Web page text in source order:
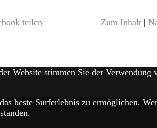
teilen Zum Inhalt |
Website stimmen Sie der Verwendung
beste Surferlebnis zu ermöglichen.